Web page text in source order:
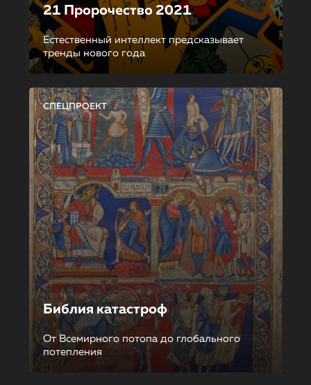
21 Пророчество 2021
Естественный интеллект предсказывает
тренды нового года
СПЕЦПРОЕКТ
Библия катастроф
От Всемирного потопа до глобального
потепления